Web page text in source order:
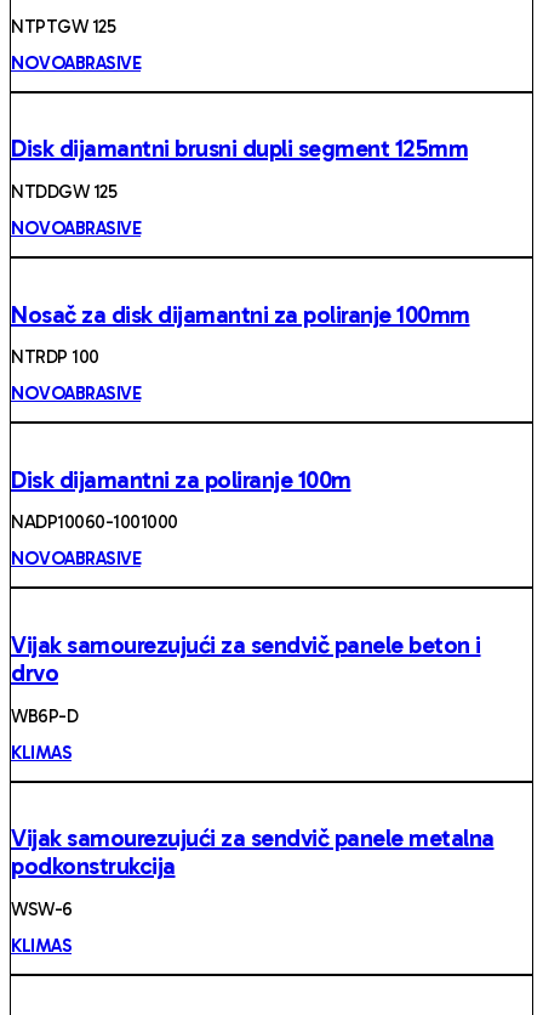
NTPTGW 125
NOVOABRASIVE
Disk dijamantni brusni dupli segment 125mm
NTDDGW 125
NOVOABRASIVE
Nosač za disk dijamantni za poliranje 100mm
NTRDP 100
NOVOABRASIVE
Disk dijamantni za poliranje 100m
NADP10060-1001000
NOVOABRASIVE
Vijak samourezujući za sendvič panele beton i
drvo
WB6P-D
KLIMAS
Vijak samourezujući za sendvič panele metalna
podkonstrukcija
WSW-6
KLIMAS